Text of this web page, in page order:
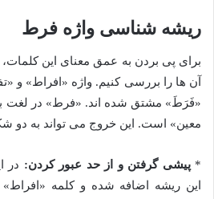
ریشه شناسی واژه فرط
برای پی بردن به عمق معنای این
آن ها را بررسی کنیم. واژه «افراط» و
«فَرَطَ» مشتق شده اند. «فرط» در لغت
معین» است. این خروج می تواند به دو
*پیشی گرفتن و از حد عبور کردن: در
این ریشه اضافه شده و کلمه